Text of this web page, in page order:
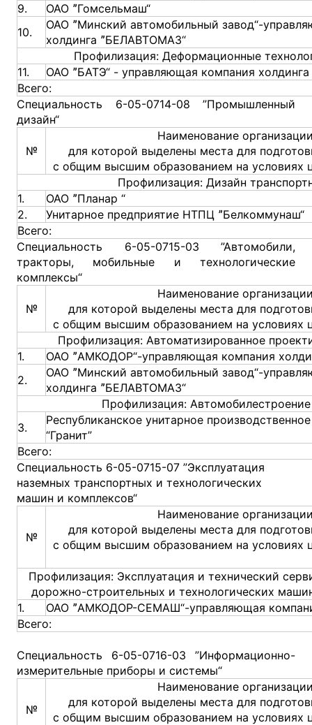
9.
ОАО ˮГомсельмаш“
10.
ОАО ˮМинский автомобильный завод“-
холдинга ˮБЕЛАВТОМАЗ“
Профилизация: Деформационные
11.
ОАО ˮБАТЭ“ - управляющая компания холдинга
Всего:
Специальность 6-05-0714-08 ”Промышленный
дизайн“
№
Наименование
для которой выделены места для
с общим высшим образованием на условиях
Профилизация: Дизайн
1.
ОАО ˮПланар “
2.
Унитарное предприятие НТПЦ ˮБелкоммунаш“
Всего:
Специальность 6-05-0715-03 ”Автомобили,
тракторы, мобильные и технологические
комплексы“
№
Наименование
для которой выделены места для
с общим высшим образованием на условиях
Профилизация: Автоматизированное
1.
ОАО ˮАМКОДОР“-управляющая компания
2.
ОАО ˮМинский автомобильный завод“-
холдинга ˮБЕЛАВТОМАЗ“
Профилизация:
3.
Республиканское унитарное
“Гранит”
Всего:
Специальность 6-05-0715-07 ”Эксплуатация
наземных транспортных и технологических
машин и комплексов“
№
Наименование
для которой выделены места для
с общим высшим образованием на условиях
Профилизация: Эксплуатация и технический
дорожно-строительных и технологических
1.
ОАО ˮАМКОДОР-СЕМАШ“-управляющая
Всего:
Специальность 6-05-0716-03 ”Информационно-
измерительные приборы и системы“
№
Наименование
для которой выделены места для
с общим высшим образованием на условиях